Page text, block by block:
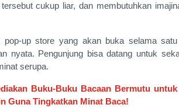
cukup liar, dan membutuhkan
up store yang akan buka selama
nyata. Pengunjung bisa datang untuk
serupa.
Buku-Buku Bacaan Bermutu
Guna Tingkatkan Minat Baca!